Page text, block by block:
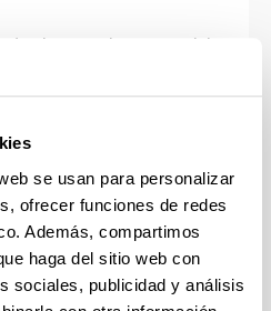
se usan para personalizar
ofrecer funciones de redes
Además, compartimos
haga del sitio web con
sociales, publicidad y análisis
destinos no tienen requisito
será necesario contar
presentará en el
oral, del 6 al 21 de
una solicitud
del resultado de la